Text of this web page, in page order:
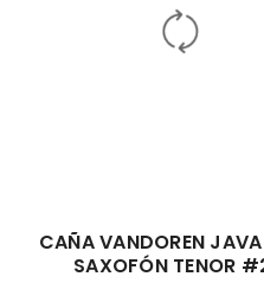
CAÑA VANDOREN
SAXOFÓN TENOR